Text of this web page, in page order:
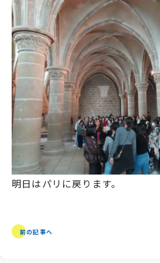
明日はパリに戻ります。
前の記事へ